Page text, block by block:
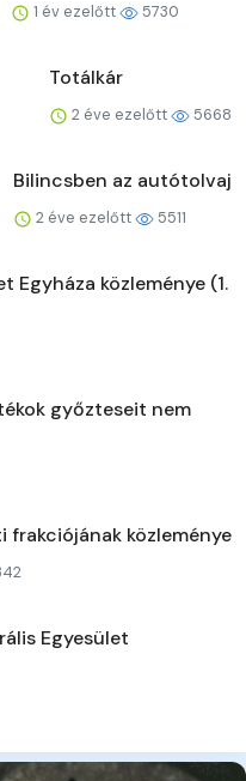
1 év ezelőtt 5730
Totálkár
2 éve ezelőtt 5668
Bilincsben az autótolvaj
2 éve ezelőtt 5511
Egyháza közleménye (1.
győzteseit nem
frakciójának közleménye
Egyesület